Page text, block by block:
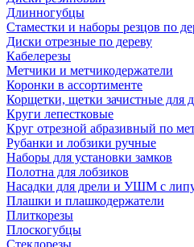
Длинногубцы
Стаместки и наборы резцов по
Диски отрезные по дереву
Кабелерезы
Метчики и метчикодержатели
Коронки в ассортименте
Корщетки, щетки зачистные
Круги лепестковые
Круг отрезной абразивный по
Рубанки и лобзики ручные
Наборы для установки замков
Полотна для лобзиков
Насадки для дрели и УШМ с
Плашки и плашкодержатели
Плиткорезы
Плоскогубцы
Стеклорезы